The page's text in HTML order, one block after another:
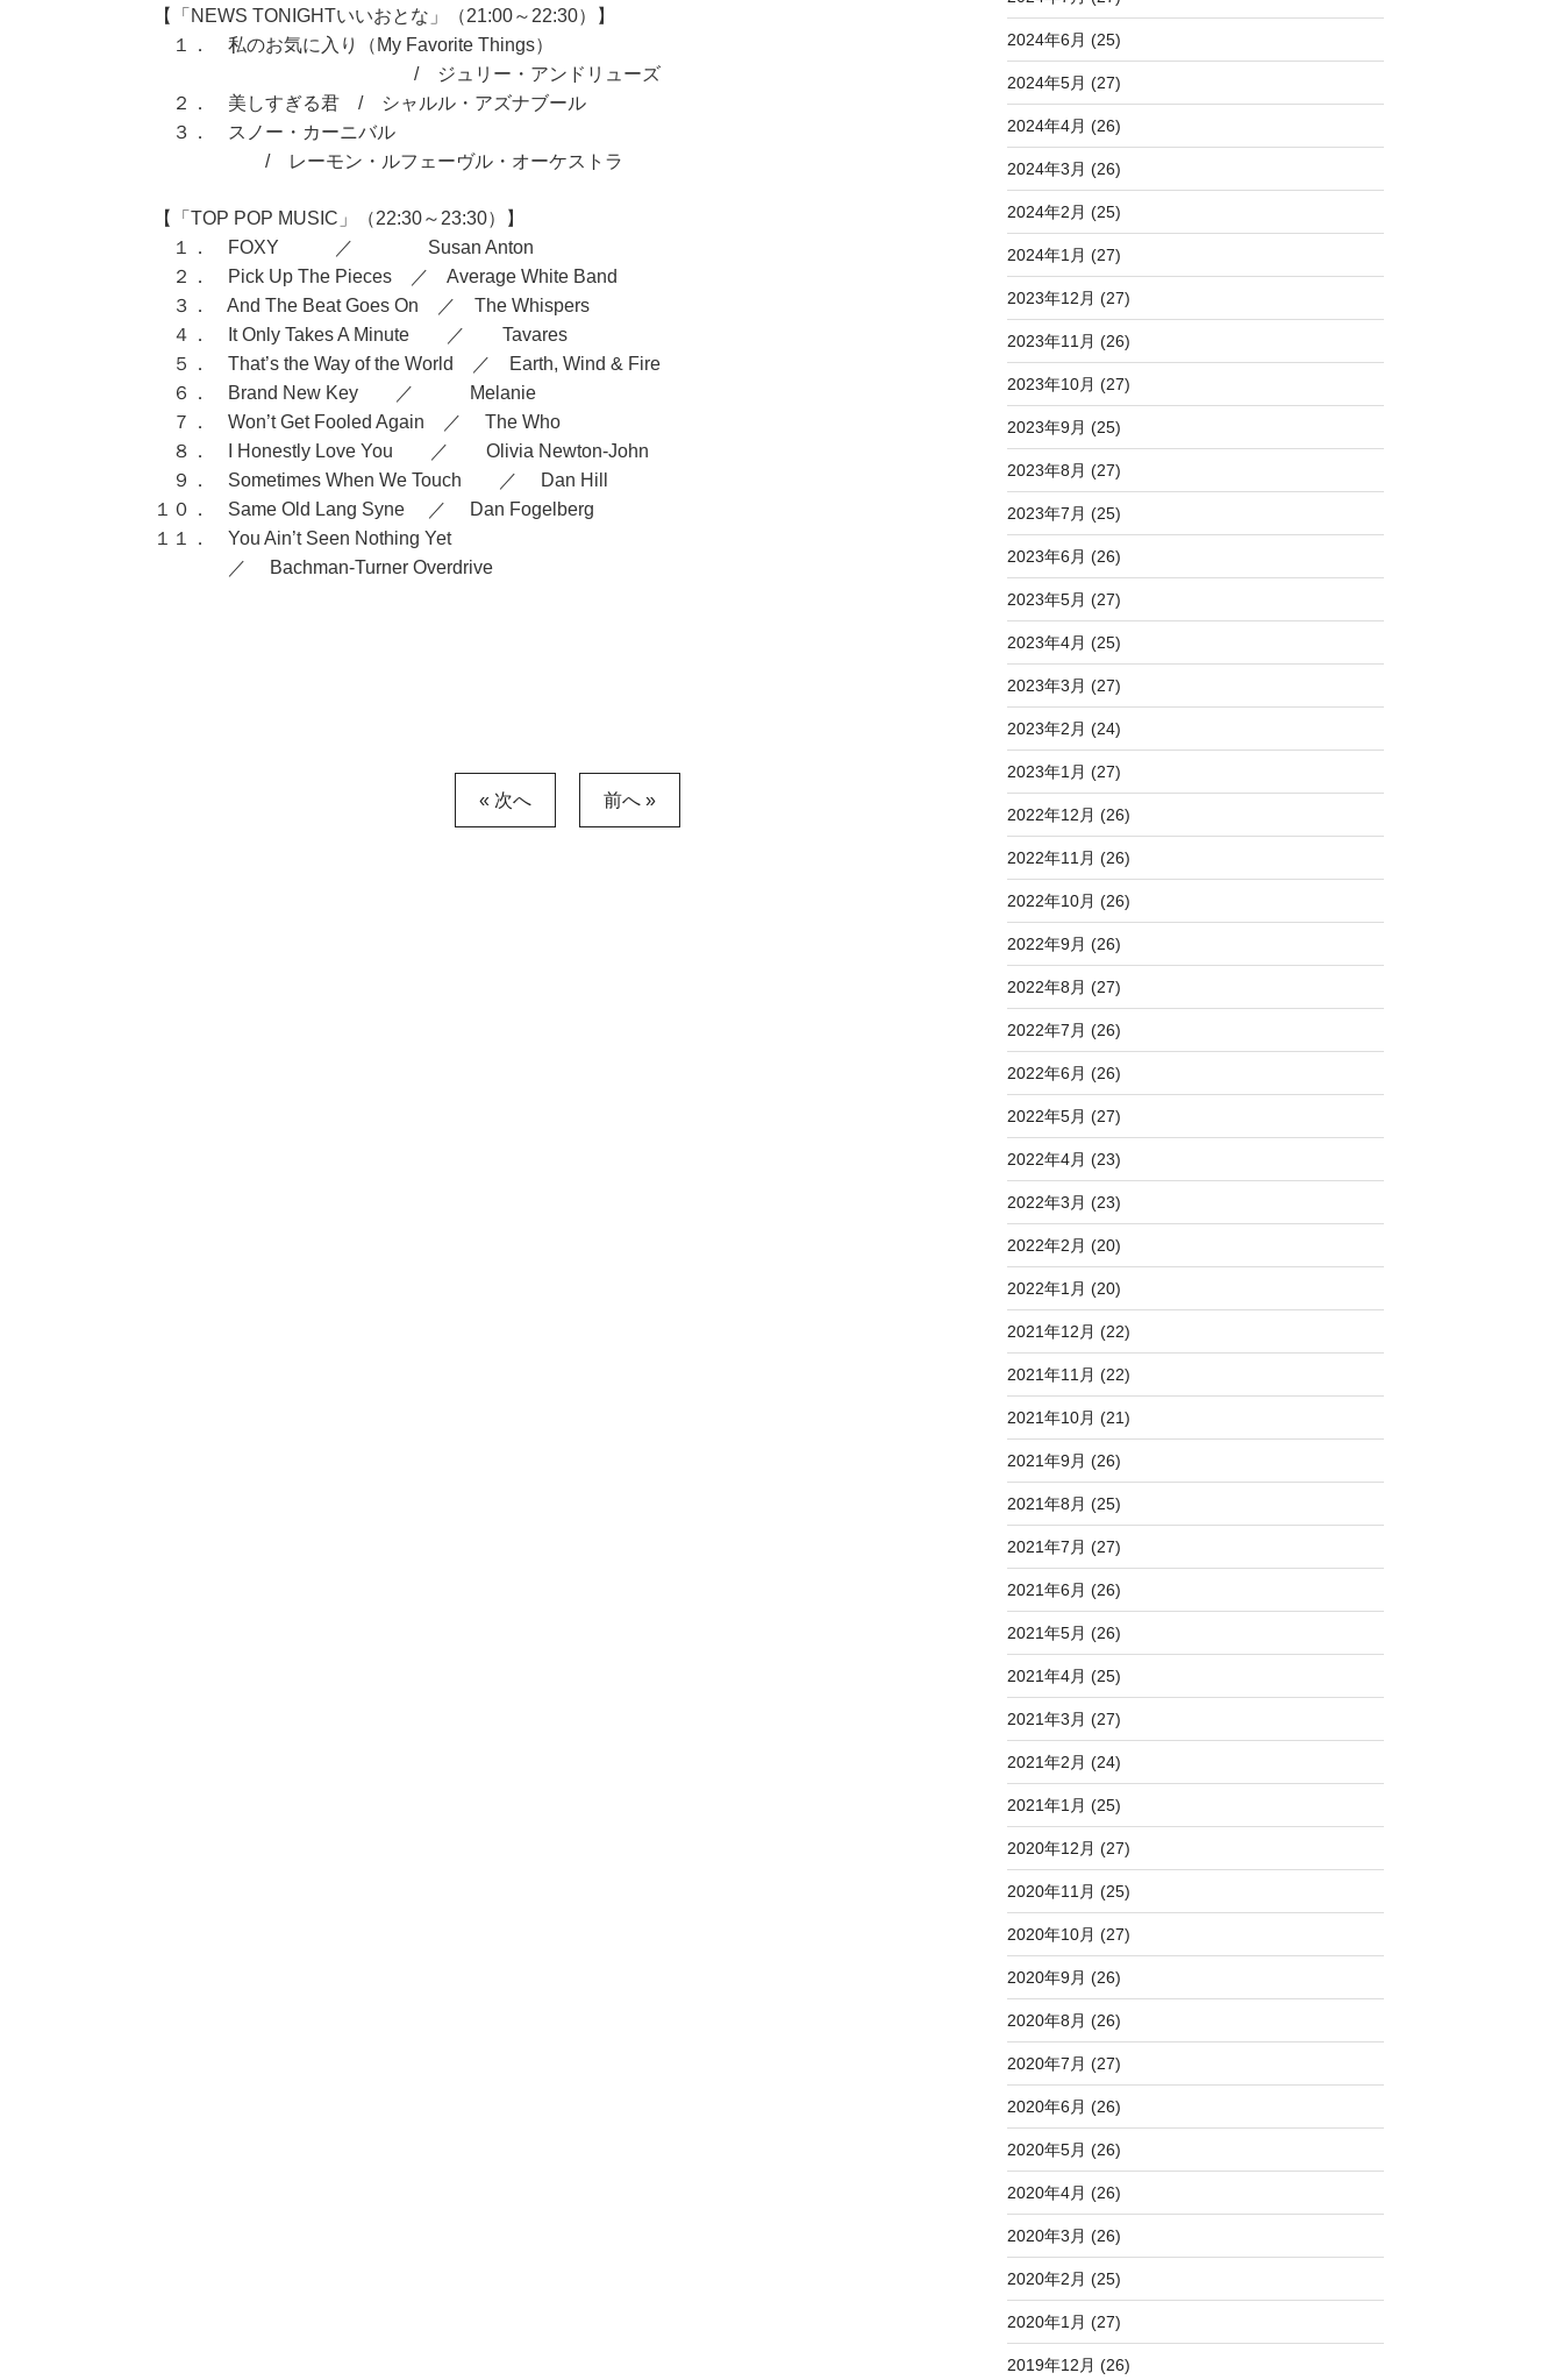
【「NEWS TONIGHTいいおとな」（21:00～22:30）】
１． 私のお気に入り（My Favorite Things）
/ ジュリー・アンドリューズ
２． 美しすぎる君 / シャルル・アズナブール
３． スノー・カーニバル
/ レーモン・ルフェーヴル・オーケストラ
【「TOP POP MUSIC」（22:30～23:30）】
１． FOXY ／ Susan Anton
２． Pick Up The Pieces ／ Average White Band
３． And The Beat Goes On ／ The Whispers
４． It Only Takes A Minute ／ Tavares
５． That’s the Way of the World ／ Earth, Wind & Fire
６． Brand New Key ／ Melanie
７． Won’t Get Fooled Again ／ The Who
８． I Honestly Love You ／ Olivia Newton-John
９． Sometimes When We Touch ／ Dan Hill
１０． Same Old Lang Syne ／ Dan Fogelberg
１１． You Ain’t Seen Nothing Yet
／ Bachman-Turner Overdrive
« 次へ 前へ »
2024年6月 (25)
2024年5月 (27)
2024年4月 (26)
2024年3月 (26)
2024年2月 (25)
2024年1月 (27)
2023年12月 (27)
2023年11月 (26)
2023年10月 (27)
2023年9月 (25)
2023年8月 (27)
2023年7月 (25)
2023年6月 (26)
2023年5月 (27)
2023年4月 (25)
2023年3月 (27)
2023年2月 (24)
2023年1月 (27)
2022年12月 (26)
2022年11月 (26)
2022年10月 (26)
2022年9月 (26)
2022年8月 (27)
2022年7月 (26)
2022年6月 (26)
2022年5月 (27)
2022年4月 (23)
2022年3月 (23)
2022年2月 (20)
2022年1月 (20)
2021年12月 (22)
2021年11月 (22)
2021年10月 (21)
2021年9月 (26)
2021年8月 (25)
2021年7月 (27)
2021年6月 (26)
2021年5月 (26)
2021年4月 (25)
2021年3月 (27)
2021年2月 (24)
2021年1月 (25)
2020年12月 (27)
2020年11月 (25)
2020年10月 (27)
2020年9月 (26)
2020年8月 (26)
2020年7月 (27)
2020年6月 (26)
2020年5月 (26)
2020年4月 (26)
2020年3月 (26)
2020年2月 (25)
2020年1月 (27)
2019年12月 (26)